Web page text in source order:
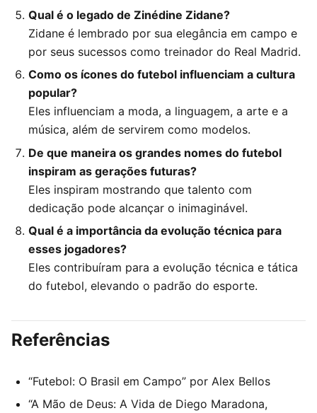
Qual é o legado de Zinédine Zidane?
Zidane é lembrado por sua elegância em campo e
por seus sucessos como treinador do Real Madrid.
Como os ícones do futebol influenciam a cultura
popular?
Eles influenciam a moda, a linguagem, a arte e a
música, além de servirem como modelos.
De que maneira os grandes nomes do futebol
inspiram as gerações futuras?
Eles inspiram mostrando que talento com
dedicação pode alcançar o inimaginável.
Qual é a importância da evolução técnica para
esses jogadores?
Eles contribuíram para a evolução técnica e tática
do futebol, elevando o padrão do esporte.
Referências
“Futebol: O Brasil em Campo” por Alex Bellos
“A Mão de Deus: A Vida de Diego Maradona,